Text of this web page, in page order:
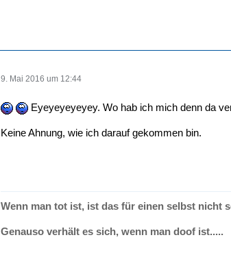
9. Mai 2016 um 12:44
Eyeyeyeyeyey. Wo hab ich mich denn da
Keine Ahnung, wie ich darauf gekommen bin.
Wenn man tot ist, ist das für einen selbst nicht
Genauso verhält es sich, wenn man doof ist.....